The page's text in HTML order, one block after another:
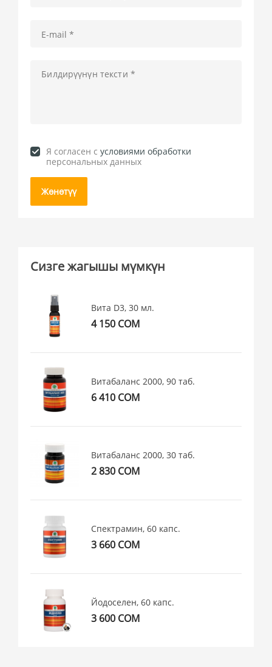
Я согласен cусловиями обработки
персональных данных
Жөнөтүү
Сизге жагышы мүмкүн
Вита D3, 30 мл.
4 150 СОМ
Витабаланс 2000, 90 таб.
6 410 СОМ
Витабаланс 2000, 30 таб.
2 830 СОМ
Спектрамин, 60 капс.
3 660 СОМ
Йодоселен, 60 капс.
3 600 СОМ